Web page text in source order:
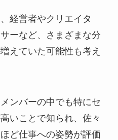
経営者やクリエイタ
ーなど、さまざまな分
えていた可能性も考え
ンバーの中でも特にセ
いことで知られ、佐々
ど仕事への姿勢が評価